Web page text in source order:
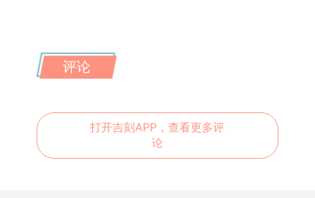
评论
打开吉刻APP，查看更多评
论